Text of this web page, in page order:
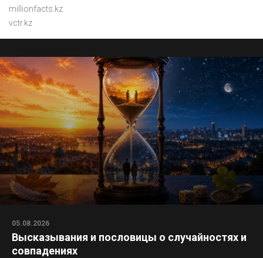
millionfacts.kz
vctr.kz
05.08.2026
Высказывания и пословицы о случайностях и
совпадениях